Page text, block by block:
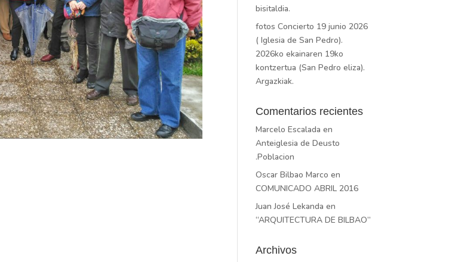
bisitaldia.
fotos Concierto 19 junio 2026
( Iglesia de San Pedro).
2026ko ekainaren 19ko
kontzertua (San Pedro eliza).
Argazkiak.
Comentarios recientes
Marcelo Escalada en
Anteiglesia de Deusto
.Poblacion
Oscar Bilbao Marco en
COMUNICADO ABRIL 2016
Juan José Lekanda en
“ARQUITECTURA DE BILBAO”
Archivos